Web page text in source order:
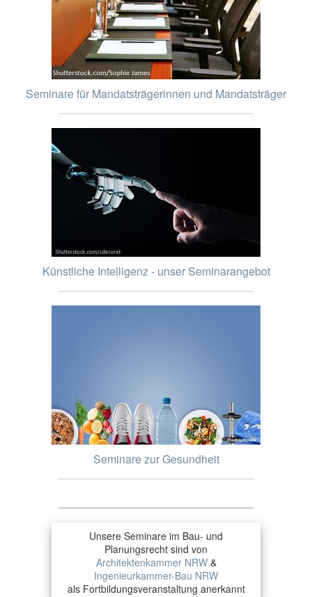
Seminare für Mandatsträgerinnen und Mandatsträger
Künstliche Intelligenz - unser Seminarangebot
Seminare zur Gesundheit
Unsere Seminare im Bau- und
Planungsrecht sind von
Architektenkammer NRW&
Ingenieurkammer-Bau NRW
als Fortbildungsveranstaltung anerkannt